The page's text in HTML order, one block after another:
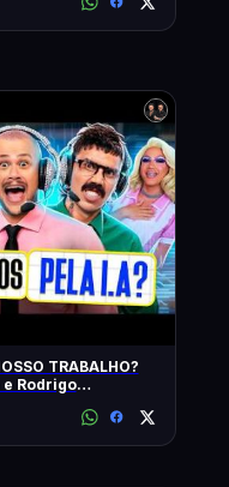
TRABALHO?
Rodrigo